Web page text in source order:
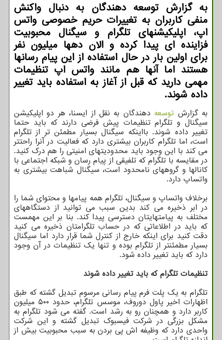
به گزارش توسعه دهندگان به دنبال واکنش
منفی کاربران به تغییرات حریم خصوصی واتس
اپ، اپلیکیشنهای تلگرام و سیگنال محبوبیت
فزاینده ای پیدا کرده و الان دهها میلیون نفر
برای اولین بار در حال استفاده از این پیام رسانها
هستند اما آنها هم مانند واتس اپ تنظیمات
مهمی دارید که قبل از آغاز به استفاده باید تغییر
داده شوند.
به گزارش توسعه دهندگان به نقل از ایسنا، هر دو اپلیکیشن
سیگنال و تلگرام تنظیمات پیش فرضی دارند که باید حتما
تغییر داده شوند. بااینکه سیگنال بسیار مطمئن تر از تلگرام
است، اما تلگرام کاربران بیشتری دارد که فعالیت در آنرا راحتتر
می کند با این وجود باید محدودیتهای امنیتی را هم درک کنید.
در مقایسه با تلگرام که تلفیقی از پیام رسان و شبکه اجتماعی با
کانالها و گروههای نامحدود است، سیگنال شباهت بیشتری به
واتساپ دارد.
برخلاف واتساپ و سیگنال، تلگرام همه پیامها و محتوای شما را
در ابر ذخیره می کند بدین سبب می توانید از دستگاههای
مختلف به پیامتهایتان دسترسی پیدا کند. بنا بر این مهمست
که باید در اطلاعاتی که در حساب تلگرامتان ذخیره می کنید
دقت کنید برای اینکه خارج از کنترل شما قرار دارد اما سیگنال
بسیار مطمئنتر از تلگرام بوده و تنها یک تنظیمات در آن وجود
دارد که باید تغییر داده شود.
تنظیمات تلگرام که باید تغییر داده شوند
تلگرام به یک پلت فرم پیام رسانی مرسوم تبدیل گشته که طبق
اظهارات اخیر پاول دوروف، موسس تلگرام، حدود ۵۰۰ میلیون
کاربر دارد و همچنان رو به رشد است. گفته می شود تلگرام به
مشکل بزرگی در شرکت فیسبوک تبدیل گشته و این شرکت
واحدی دارد که وظیفه اش پی بردن به سبب محبوبیت بیش از